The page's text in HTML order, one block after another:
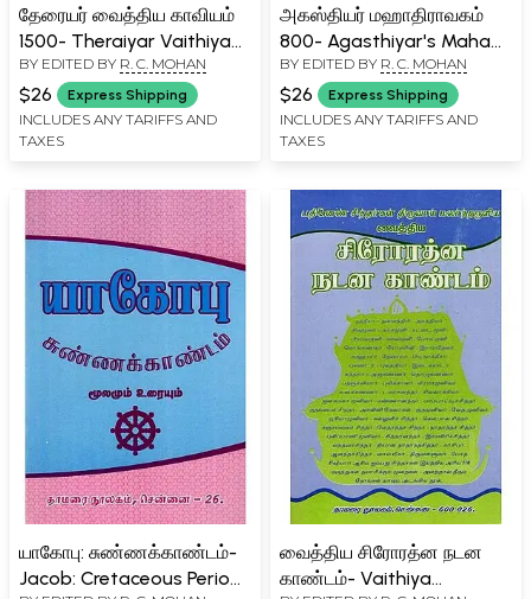
தேரையர் வைத்திய காவியம்
1500- Theraiyar Vaithiya
Kavyam 1500 (Tamil)
BY EDITED BY R. C. MOHAN
$26 Express Shipping
INCLUDES ANY TARIFFS AND
TAXES
அகஸ்தியர் மஹாதிராவகம்
800- Agasthiyar's Maha
Dravakam 800 (Tamil)
BY EDITED BY R. C. MOHAN
$26 Express Shipping
INCLUDES ANY TARIFFS AND
TAXES
யாகோபு: சுண்ணக்காண்டம்-
Jacob: Cretaceous Period
வைத்திய சிரோரத்ன நடன
காண்டம்- Vaithiya